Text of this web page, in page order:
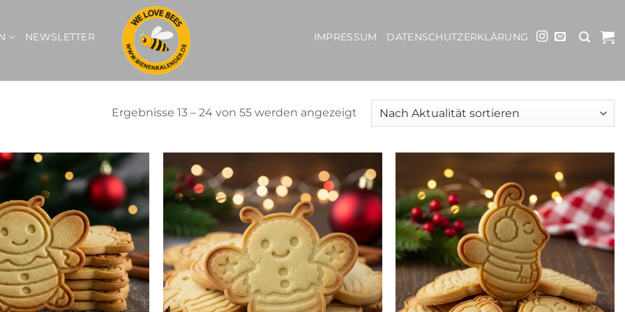
NEWSLETTER IMPRESSUM DATENSCHUTZERKLÄRUNG
Ergebnisse 13 – 24 von 55 werden angezeigtNach
Aktualität